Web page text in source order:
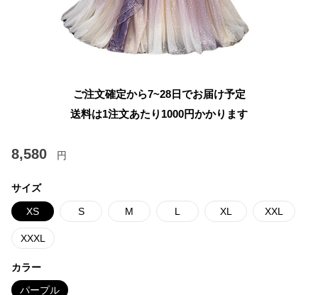
ご注文確定から7~28日でお届け予定
送料は1注文あたり 1000円かかります
8,580 円
サイズ
XS S M L XL XXL
XXXL
カラー
パープル